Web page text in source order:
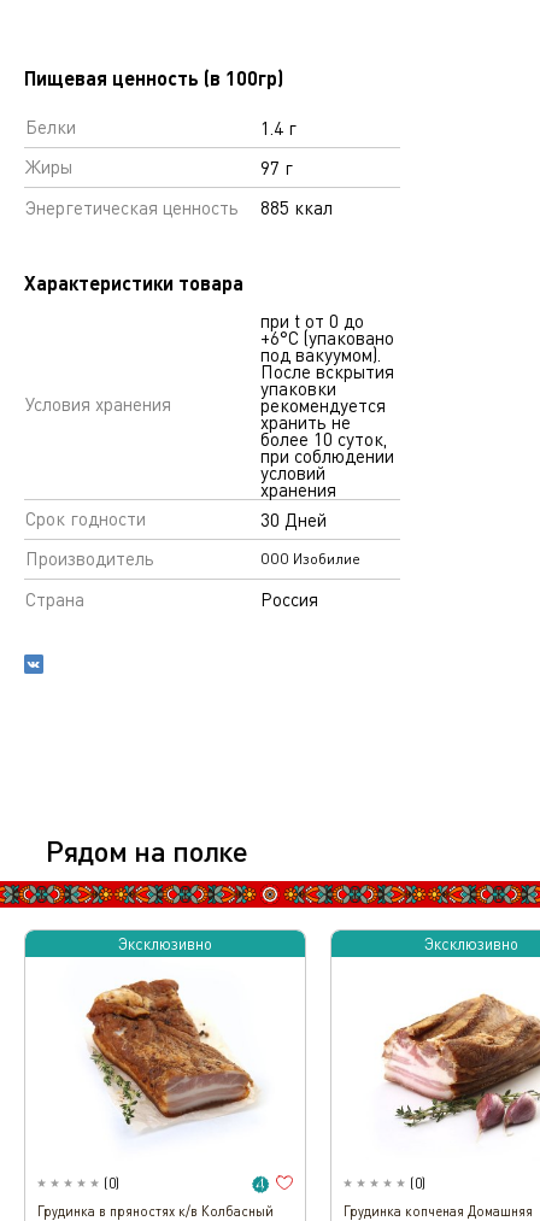
Пищевая ценность (в 100гр)
Белки
1.4 г
Жиры
97 г
Энергетическая ценность
885 ккал
Характеристики товара
Условия хранения
при t от 0 до
+6°С (упаковано
под вакуумом).
После вскрытия
упаковки
рекомендуется
хранить не
более 10 суток,
при соблюдении
условий
хранения
Срок годности
30 Дней
Производитель
ООО Изобилие
Страна Россия
Рядом на полке
Эксклюзивно
(0)
Грудинка в пряностях к/в Колбасный
Эксклюзивно
(0)
Грудинка копченая Домашняя